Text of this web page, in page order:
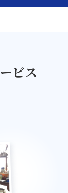
ビス